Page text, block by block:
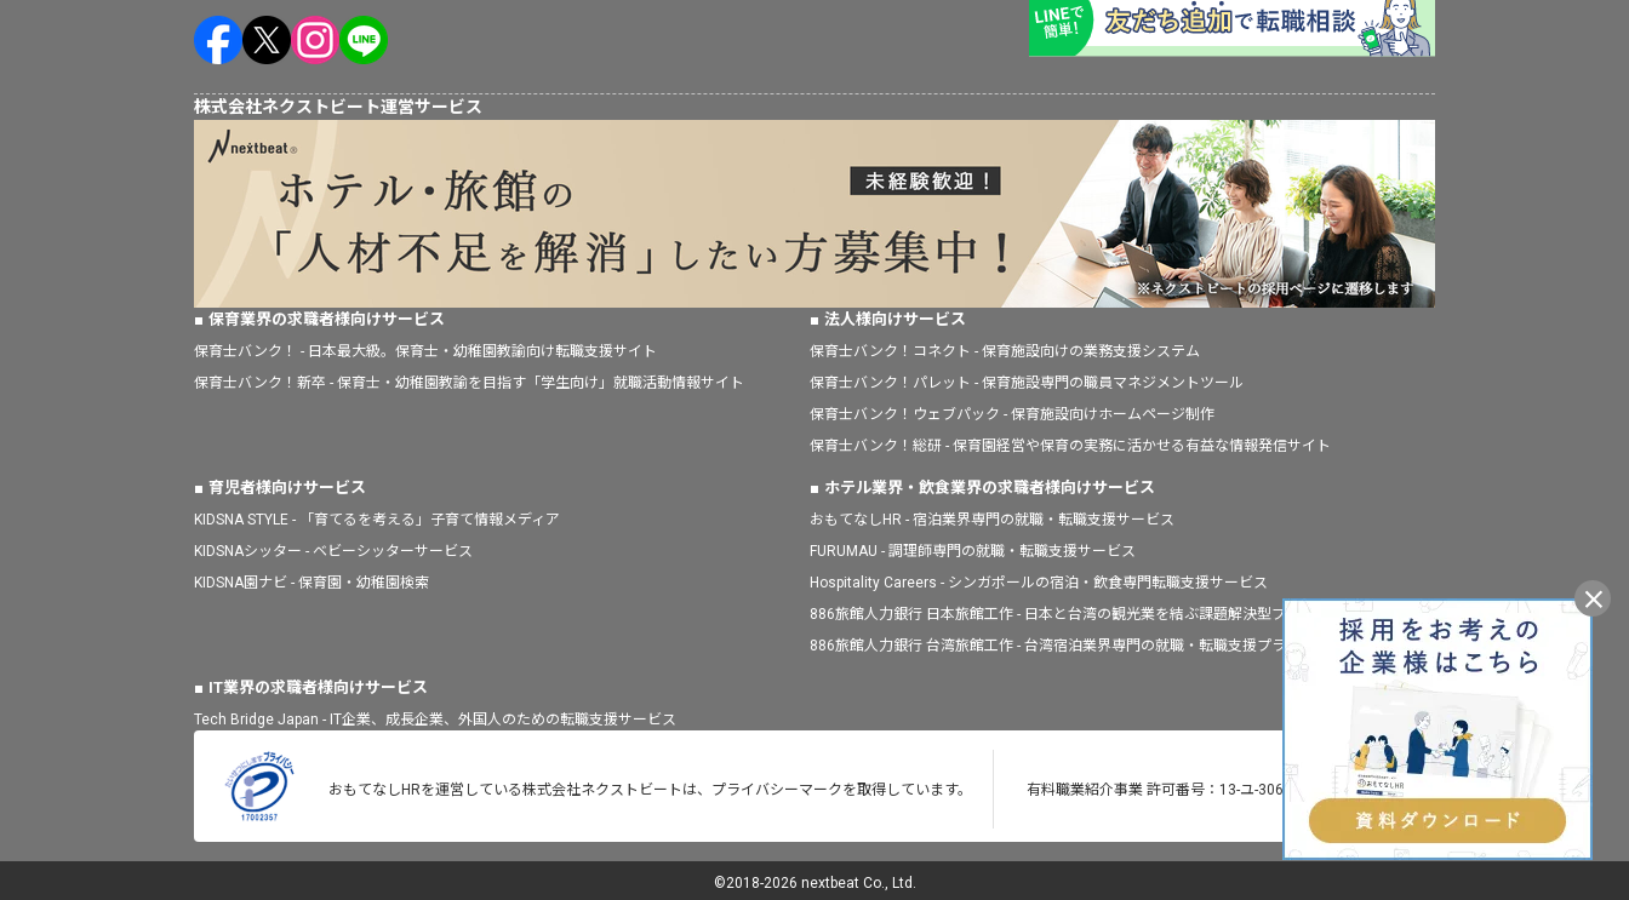
株式会社ネクストビート運営サービス
保育業界の求職者様向けサービス
保育士バンク！ - 日本最大級。保育士・幼稚園教諭向け転職支援サイト
保育士バンク！新卒 - 保育士・幼稚園教諭を目指す「学生向け」就職活動情報サイト
法人様向けサービス
保育士バンク！コネクト - 保育施設向けの業務支援システム
保育士バンク！パレット - 保育施設専門の職員マネジメントツール
保育士バンク！ウェブパック - 保育施設向けホームページ制作
保育士バンク！総研 - 保育園経営や保育の実務に活かせる有益な情報発信サイト
育児者様向けサービス
KIDSNA STYLE - 「育てるを考える」子育て情報メディア
KIDSNAシッター - ベビーシッターサービス
KIDSNA園ナビ - 保育園・幼稚園検索
ホテル業界・飲食業界の求職者様向けサービス
おもてなしHR - 宿泊業界専門の就職・転職支援サービス
FURUMAU - 調理師専門の就職・転職支援サービス
Hospitality Careers - シンガポールの宿泊・飲食専門転職支援サービス
886旅館人力銀行 日本旅館工作 - 日本と台湾の観光業を結ぶ課題解決型プラットフォーム
886旅館人力銀行 台湾旅館工作 - 台湾宿泊業界専門の就職・転職支援プラットフォーム
IT業界の求職者様向けサービス
Tech Bridge Japan - IT企業、成長企業、外国人のための転職支援サービス
おもてなしHRを運営している株式会社ネクストビートは、プライバシーマークを取得しています。 有料職業紹介事業 許可番号：13-ユ-306160
©2018-2026 nextbeat Co., Ltd.